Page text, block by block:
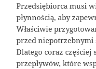
Przedsiębiorca musi
płynnością, aby
Właściwie
przed niepotrzebnymi
Dlatego coraz
przepływów, które